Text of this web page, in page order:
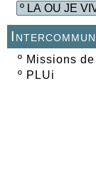
º Missions
º PLUi